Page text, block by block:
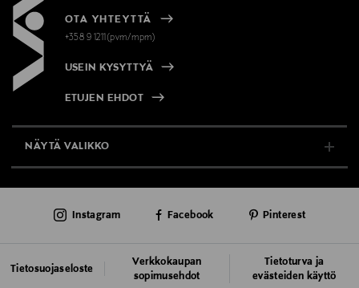
OTA YHTEYTTÄ
+358 9 1211(pvm/mpm)
USEIN KYSYTTYÄ
ETUJEN EHDOT
NÄYTÄ VALIKKO
AJANKOHTAISTA
Tietosuojaseloste
Verkkokaupan
sopimusehdot
Tietoturva ja
evästeiden käyttö
Instagram Facebook Pinterest